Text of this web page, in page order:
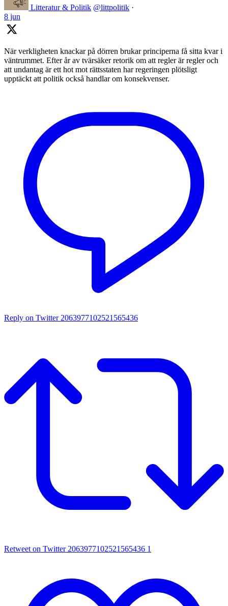
Litteratur & Politik @littpolitik ·
8 jun
När verkligheten knackar på dörren brukar principerna få sitta kvar i
väntrummet. Efter år av tvärsäker retorik om att regler är regler och
att undantag är ett hot mot rättsstaten har regeringen plötsligt
upptäckt att politik också handlar om konsekvenser.
Reply on Twitter 2063977102521565436
Retweet on Twitter 2063977102521565436 1